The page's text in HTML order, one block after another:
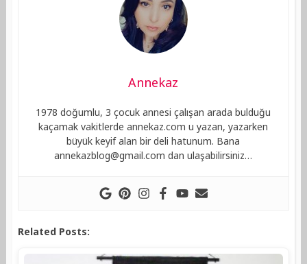
Annekaz
1978 doğumlu, 3 çocuk annesi çalışan arada bulduğu
kaçamak vakitlerde annekaz.com u yazan, yazarken
büyük keyif alan bir deli hatunum. Bana
annekazblog@gmail.com dan ulaşabilirsiniz…
Related Posts: